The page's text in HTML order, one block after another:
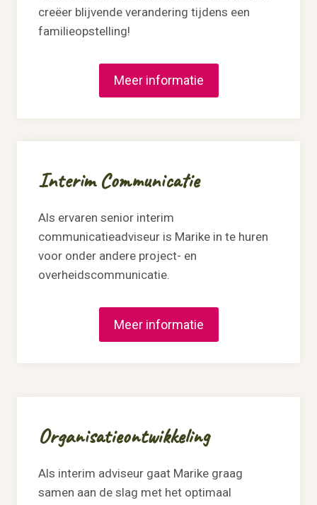
creëer blijvende verandering tijdens een
familieopstelling!
Meer informatie
Interim Communicatie
Als ervaren senior interim
communicatieadviseur is Marike in te huren
voor onder andere project- en
overheidscommunicatie.
Meer informatie
Organisatieontwikkeling
Als interim adviseur gaat Marike graag
samen aan de slag met het optimaal